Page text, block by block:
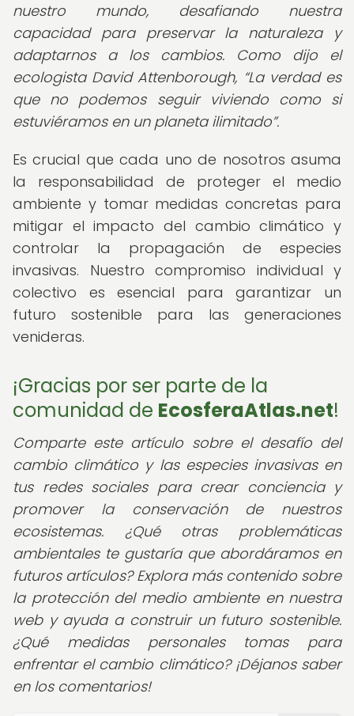
nuestro mundo, desafiando nuestra
capacidad para preservar la naturaleza y
adaptarnos a los cambios. Como dijo el
ecologista David Attenborough, La verdad es
que no podemos seguir viviendo como si
estuviéramos en un planeta ilimitado .
Es crucial que cada uno de nosotros asuma
la responsabilidad de proteger el medio
ambiente y tomar medidas concretas para
mitigar el impacto del cambio climático y
controlar la propagación de especies
invasivas. Nuestro compromiso individual y
colectivo es esencial para garantizar un
futuro sostenible para las generaciones
venideras.
¡Gracias por ser parte de la
comunidad de EcosferaAtlas.net!
Comparte este artículo sobre el desafío del
cambio climático y las especies invasivas en
tus redes sociales para crear conciencia y
promover la conservación de nuestros
ecosistemas. ¿Qué otras problemáticas
ambientales te gustaría que abordáramos en
futuros artículos? Explora más contenido sobre
la protección del medio ambiente en nuestra
web y ayuda a construir un futuro sostenible.
¿Qué medidas personales tomas para
enfrentar el cambio climático? ¡Déjanos saber
en los comentarios!